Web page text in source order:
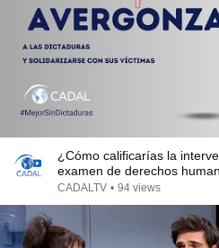
¿Cómo calificarías la
examen de derechos
CADALTV • 94 views